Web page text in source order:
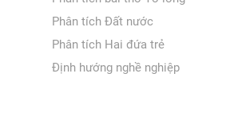
Phân tích Đất nước
Phân tích Hai đứa trẻ
Định hướng nghề nghiệp